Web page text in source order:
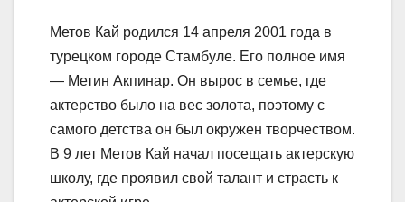
Метов Кай родился 14 апреля 2001 года в
турецком городе Стамбуле. Его полное имя
— Метин Акпинар. Он вырос в семье, где
актерство было на вес золота, поэтому с
самого детства он был окружен творчеством.
В 9 лет Метов Кай начал посещать актерскую
школу, где проявил свой талант и страсть к